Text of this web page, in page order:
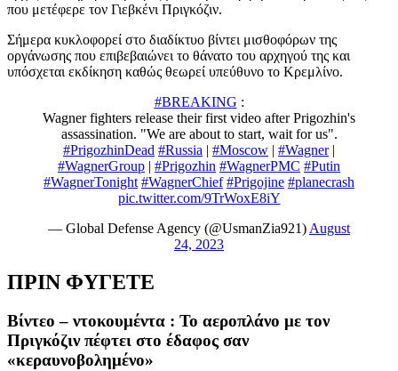
που μετέφερε τον Γιεβκένι Πριγκόζιν.
Σήμερα κυκλοφορεί στο διαδίκτυο βίντει μισθοφόρων της
οργάνωσης που επιβεβαιώνει το θάνατο του αρχηγού της και
υπόσχεται εκδίκηση καθώς θεωρεί υπεύθυνο το Κρεμλίνο.
#BREAKING :
Wagner fighters release their first video after Prigozhin's
assassination. "We are about to start, wait for us".
#PrigozhinDead #Russia | #Moscow | #Wagner|
#WagnerGroup | #Prigozhin #WagnerPMC #Putin
#WagnerTonight #WagnerChief #Prigojine #planecrash
pic.twitter.com/9TrWoxE8iY
— Global Defense Agency (@UsmanZia921) August
24, 2023
ΠΡΙΝ ΦΥΓΕΤΕ
Bίντεο – ντοκουμέντα : Το αεροπλάνο με τον
Πριγκόζιν πέφτει στο έδαφος σαν
«κεραυνοβολημένο»